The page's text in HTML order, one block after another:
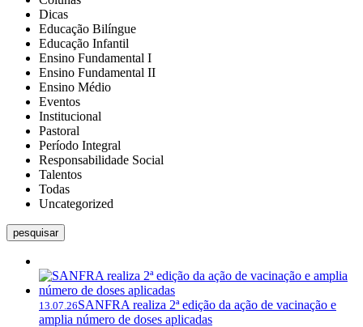
Dicas
Educação Bilíngue
Educação Infantil
Ensino Fundamental I
Ensino Fundamental II
Ensino Médio
Eventos
Institucional
Pastoral
Período Integral
Responsabilidade Social
Talentos
Todas
Uncategorized
pesquisar
13.07.26SANFRA realiza 2ª edição da ação de vacinação e
amplia número de doses aplicadas